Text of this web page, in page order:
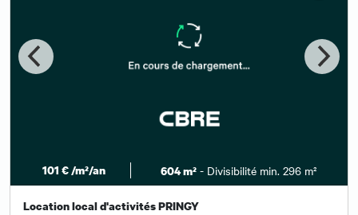
101 € /m²/an 604 m²- Divisibilité min. 296 m²
Location local d'activités PRINGY